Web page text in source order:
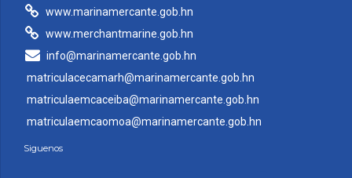
www.marinamercante.gob.hn
www.merchantmarine.gob.hn
info@marinamercante.gob.hn
matriculacecamarh@marinamercante.gob.hn
matriculaemcaceiba@marinamercante.gob.hn
matriculaemcaomoa@marinamercante.gob.hn
Siguenos